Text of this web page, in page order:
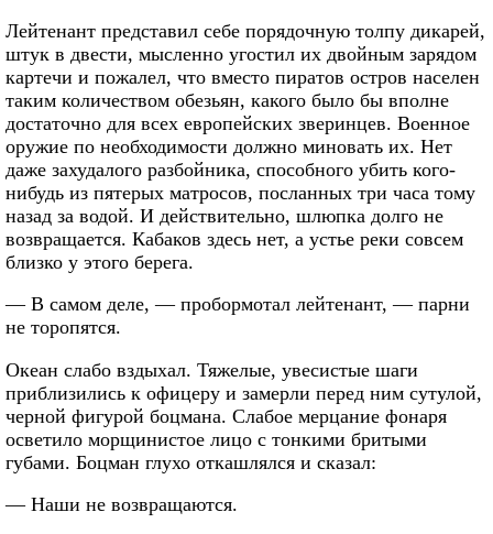
Лейтенант представил себе порядочную толпу дикарей,
штук в двести, мысленно угостил их двойным зарядом
картечи и пожалел, что вместо пиратов остров населен
таким количеством обезьян, какого было бы вполне
достаточно для всех европейских зверинцев. Военное
оружие по необходимости должно миновать их. Нет
даже захудалого разбойника, способного убить кого-
нибудь из пятерых матросов, посланных три часа тому
назад за водой. И действительно, шлюпка долго не
возвращается. Кабаков здесь нет, а устье реки совсем
близко у этого берега.
— В самом деле, — пробормотал лейтенант, — парни
не торопятся.
Океан слабо вздыхал. Тяжелые, увесистые шаги
приблизились к офицеру и замерли перед ним сутулой,
черной фигурой боцмана. Слабое мерцание фонаря
осветило морщинистое лицо с тонкими бритыми
губами. Боцман глухо откашлялся и сказал:
— Наши не возвращаются.